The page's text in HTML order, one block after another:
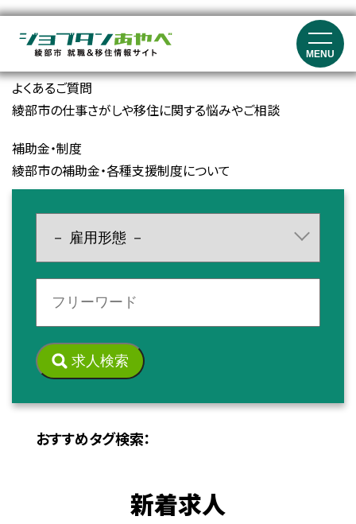
MENU
就職マッチングイベント、就職フェア、セミナーの開催情報
よくあるご質問
綾部市の仕事さがしや移住に関する悩みやご相談
補助金・制度
綾部市の補助金・各種支援制度について
求人検索
おすすめタグ検索：
新着求人